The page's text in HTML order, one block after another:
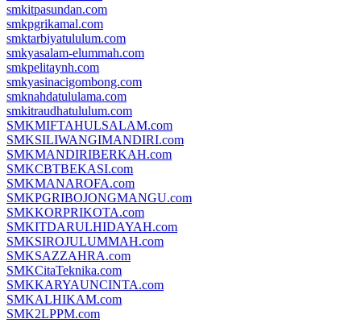
smkitpasundan.com
smkpgrikamal.com
smktarbiyatululum.com
smkyasalam-elummah.com
smkpelitaynh.com
smkyasinacigombong.com
smknahdatululama.com
smkitraudhatululum.com
SMKMIFTAHULSALAM.com
SMKSILIWANGIMANDIRI.com
SMKMANDIRIBERKAH.com
SMKCBTBEKASI.com
SMKMANAROFA.com
SMKPGRIBOJONGMANGU.com
SMKKORPRIKOTA.com
SMKITDARULHIDAYAH.com
SMKSIROJULUMMAH.com
SMKSAZZAHRA.com
SMKCitaTeknika.com
SMKKARYAUNCINTA.com
SMKALHIKAM.com
SMK2LPPM.com